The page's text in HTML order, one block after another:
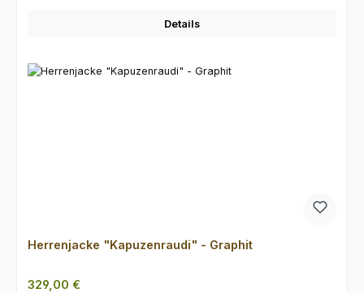
Details
Herrenjacke "Kapuzenraudi" - Graphit
Regulärer Preis:
329,00 €